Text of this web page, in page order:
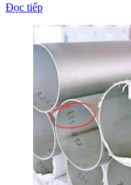
Đọc tiếp